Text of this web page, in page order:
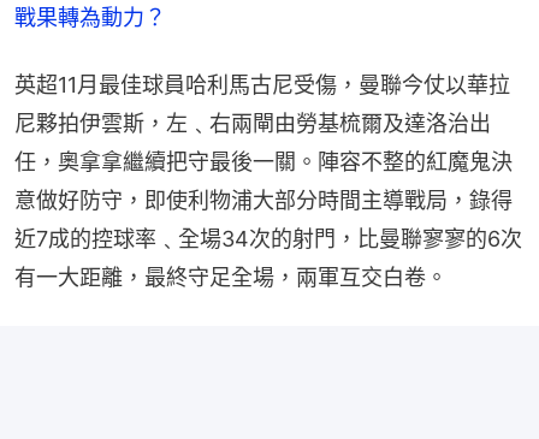
戰果轉為動力？
英超11月最佳球員哈利馬古尼受傷，曼聯今仗以華拉
尼夥拍伊雲斯，左﹑右兩閘由勞基梳爾及達洛治出
任，奧拿拿繼續把守最後一關。陣容不整的紅魔鬼決
意做好防守，即使利物浦大部分時間主導戰局，錄得
近7成的控球率﹑全場34次的射門，比曼聯寥寥的6次
有一大距離，最終守足全場，兩軍互交白卷。